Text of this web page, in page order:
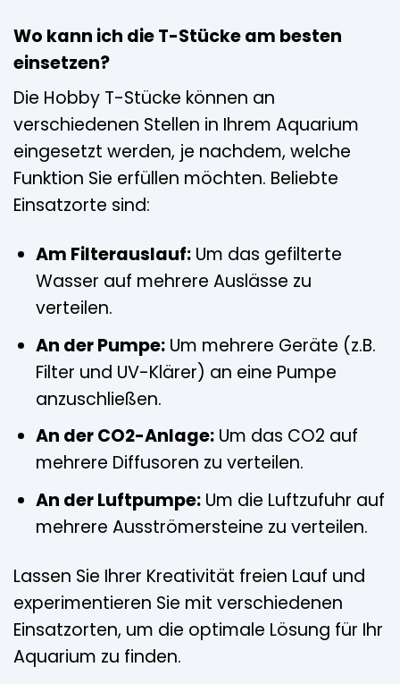
Wo kann ich die T-Stücke am besten
einsetzen?
Die Hobby T-Stücke können an
verschiedenen Stellen in Ihrem Aquarium
eingesetzt werden, je nachdem, welche
Funktion Sie erfüllen möchten. Beliebte
Einsatzorte sind:
Am Filterauslauf:Um das gefilterte
Wasser auf mehrere Auslässe zu
verteilen.
An der Pumpe:Um mehrere Geräte (z.B.
Filter und UV-Klärer) an eine Pumpe
anzuschließen.
An der CO2-Anlage:Um das CO2 auf
mehrere Diffusoren zu verteilen.
An der Luftpumpe:Um die Luftzufuhr auf
mehrere Ausströmersteine zu verteilen.
Lassen Sie Ihrer Kreativität freien Lauf und
experimentieren Sie mit verschiedenen
Einsatzorten, um die optimale Lösung für Ihr
Aquarium zu finden.